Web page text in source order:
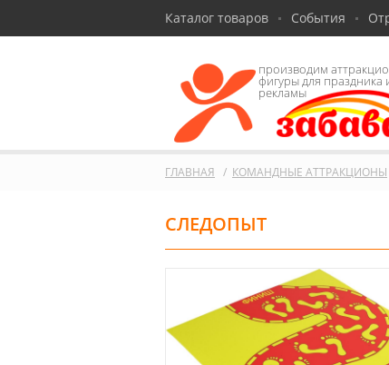
Каталог товаров События
производим
фигуры для праздника
рекламы
ГЛАВНАЯ КОМАНДНЫЕ АТТРАКЦИОНЫ
СЛЕДОПЫТ